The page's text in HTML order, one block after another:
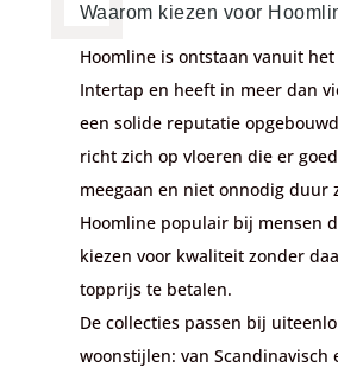
Waarom kiezen voor
Hoomline is ontstaan vanuit
Intertap en heeft in meer dan
een solide reputatie
richt zich op vloeren die er
meegaan en niet onnodig duur
Hoomline populair bij mensen
kiezen voor kwaliteit zonder
topprijs te betalen.
De collecties passen bij
woonstijlen: van Scandinavisch